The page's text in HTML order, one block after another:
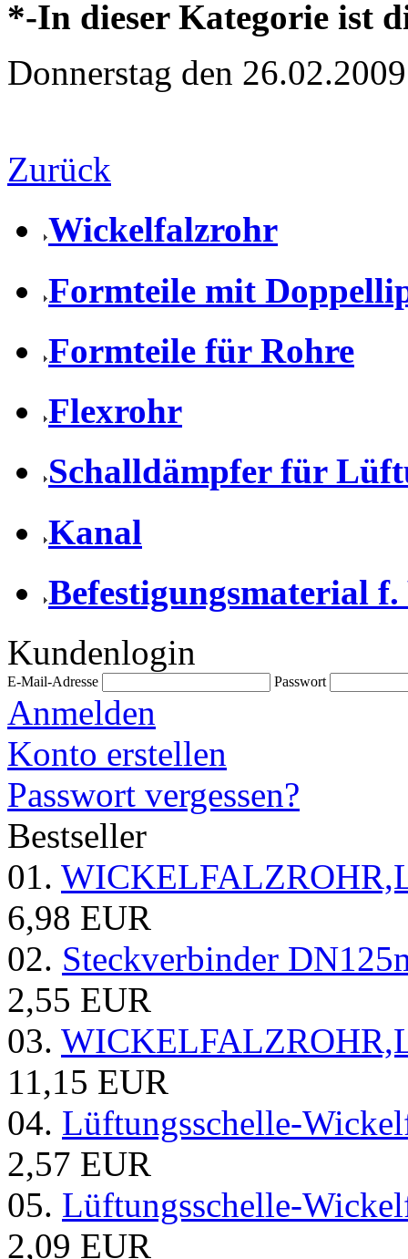
*-In dieser Kategorie ist
Donnerstag den 26.02.2009
Zurück
Wickelfalzrohr
Formteile mit
Formteile für Rohre
Flexrohr
Schalldämpfer für
Kanal
Befestigungsmaterial
Kundenlogin
E-Mail-Adresse Passwort
Anmelden
Konto erstellen
Passwort vergessen?
Bestseller
01.
6,98 EUR
02. Steckverbinder
2,55 EUR
03.
11,15 EUR
04. Lüftungsschelle-
2,57 EUR
05. Lüftungsschelle-
2,09 EUR